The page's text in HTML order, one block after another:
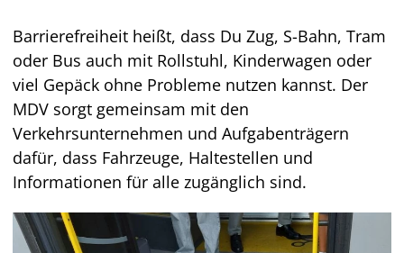
Barrierefreiheit heißt, dass Du Zug, S-Bahn, Tram
oder Bus auch mit Rollstuhl, Kinderwagen oder
viel Gepäck ohne Probleme nutzen kannst. Der
MDV sorgt gemeinsam mit den
Verkehrsunternehmen und Aufgabenträgern
dafür, dass Fahrzeuge, Haltestellen und
Informationen für alle zugänglich sind.